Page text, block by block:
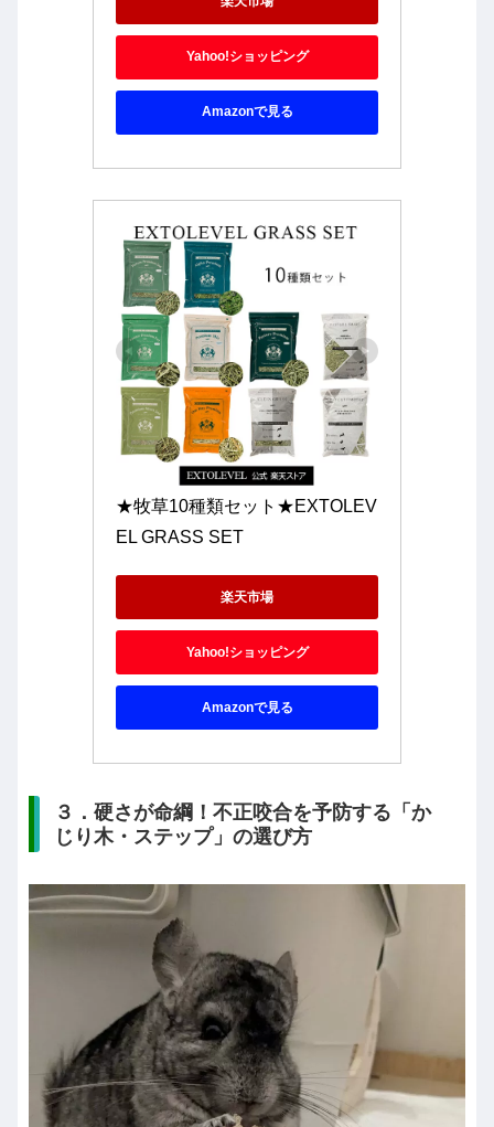
Yahoo!ショッピング
Amazonで見る
★牧草10種類セット★EXTOLEV
EL GRASS SET
楽天市場
Yahoo!ショッピング
Amazonで見る
３．硬さが命綱！不正咬合を予防する「か
じり木・ステップ」の選び方